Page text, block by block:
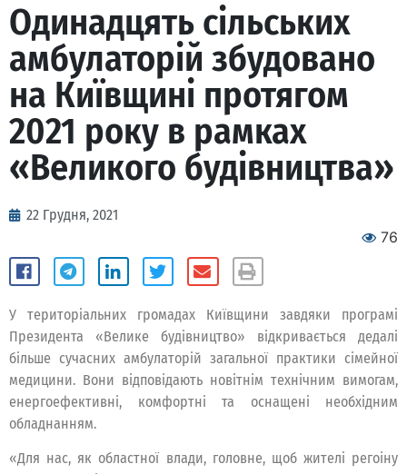
Одинадцять сільських
амбулаторій збудовано
на Київщині протягом
2021 року в рамках
«Великого будівництва»
22 Грудня, 2021
76
У територіальних громадах Київщини завдяки програмі
Президента «Велике будівництво» відкривається дедалі
більше сучасних амбулаторій загальної практики сімейної
медицини. Вони відповідають новітнім технічним вимогам,
енергоефективні, комфортні та оснащені необхідним
обладнанням.
«Для нас, як областної влади, головне, щоб жителі регоіну